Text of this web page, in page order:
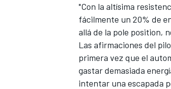
"Con la altísima
fácilmente un 20% de
allá de la pole position,
Las afirmaciones del
primera vez que el
gastar demasiada
intentar una escapada